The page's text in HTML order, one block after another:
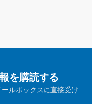
を購読する
ルボックスに直接受け